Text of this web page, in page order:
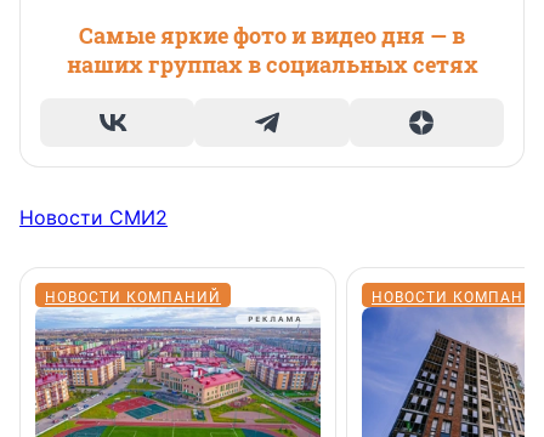
Самые яркие фото и видео дня — в
наших группах в социальных сетях
Новости СМИ2
НОВОСТИ КОМПАНИЙ НОВОСТИ